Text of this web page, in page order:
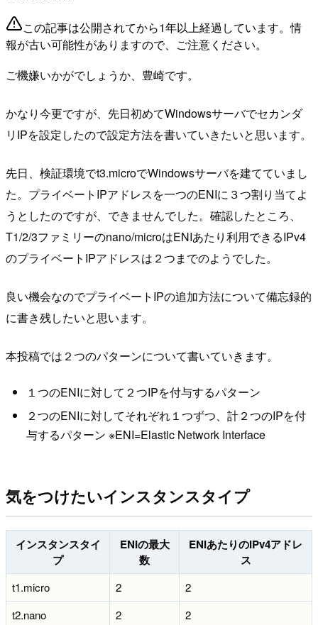
この記事は公開されてから1年以上経過しています。情
報が古い可能性がありますので、ご注意ください。
ご機嫌いかがでしょうか、豊崎です。
かなり今更ですが、先日初めてWindowsサーバでセカンダ
リIPを設定したので設定方法を書いていきたいと思います。
先日、検証環境でt3.microでWindowsサーバを建てていまし
た。プライベートIPアドレスを一つのENIに３つ割り当てよ
うとしたのですが、できませんでした。確認したところ、
T1/2/3ファミリーのnano/microはENIあたり利用できるIPv4
のプライベートIPアドレスは２つまでのようでした。
良い機会なのでプライベートIPの追加方法について備忘録的
に書き残したいと思います。
本投稿では２つのパターンについて書いていきます。
１つのENIに対して２つIPを付与するパターン
２つのENIに対してそれぞれ１つずつ、計２つのIPを付
与するパターン ※ENI=Elastic Network Interface
気をつけたいインスタンスタイプ
インスタンスタイ
プ
ENIの最大
数
ENIあたりのIPv4アドレ
ス
t1.micro 2
2
t2.nano
2
2